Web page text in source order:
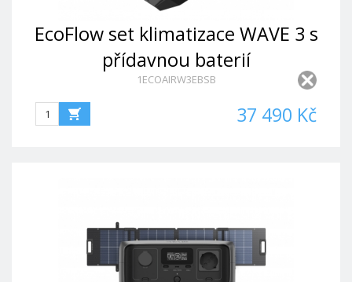
EcoFlow set klimatizace WAVE 3 s
přídavnou baterií
1ECOAIRW3EBSB
37 490 Kč